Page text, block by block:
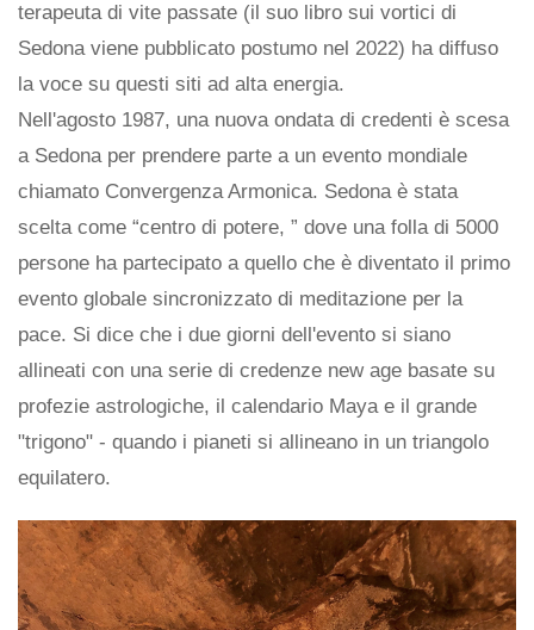
terapeuta di vite passate (il suo libro sui vortici di
Sedona viene pubblicato postumo nel 2022) ha diffuso
la voce su questi siti ad alta energia.
Nell'agosto 1987, una nuova ondata di credenti è scesa
a Sedona per prendere parte a un evento mondiale
chiamato Convergenza Armonica. Sedona è stata
scelta come “centro di potere, ” dove una folla di 5000
persone ha partecipato a quello che è diventato il primo
evento globale sincronizzato di meditazione per la
pace. Si dice che i due giorni dell'evento si siano
allineati con una serie di credenze new age basate su
profezie astrologiche, il calendario Maya e il grande
"trigono" - quando i pianeti si allineano in un triangolo
equilatero.